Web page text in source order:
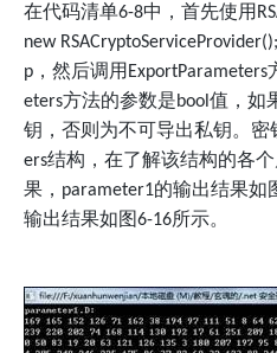
在代码清单6-8中，首先使用
new RSACryptoServiceProvider();
p ，然后调用 ExportParameters
eters方法的参数是bool值，如
钥，否则为不可导出私钥。密
ers结构，在了解该结构的各
果， parameter1的输出结果如
输出结果如图6-16所示。